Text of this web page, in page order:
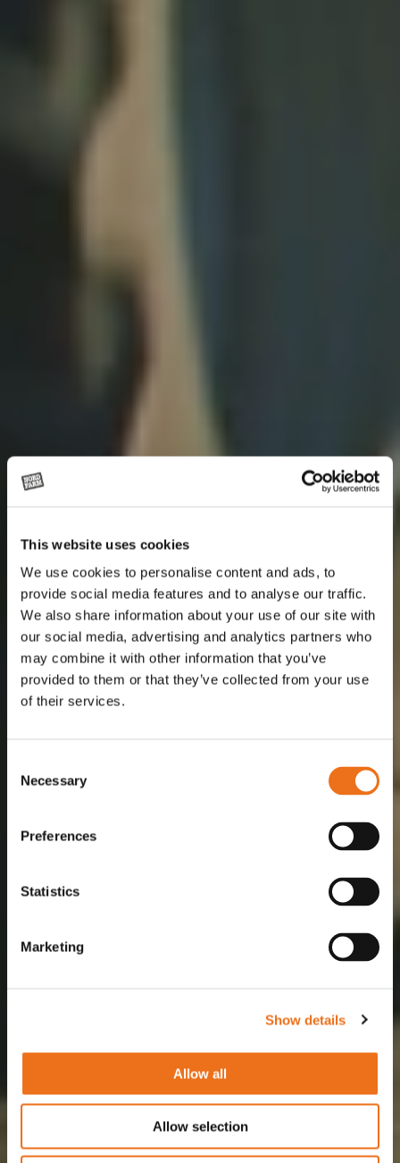
This website uses cookies
We use cookies to personalise content and ads, to
provide social media features and to analyse our traffic.
We also share information about your use of our site with
our social media, advertising and analytics partners who
may combine it with other information that you’ve
provided to them or that they’ve collected from your use
of their services.
Selection
Necessary
Preferences
Statistics
Marketing
Show details
Allow all
Allow selection